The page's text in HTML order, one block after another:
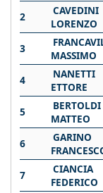
2
CAVEDINI
LORENZO
3
MASSIMO
4
NANETTI
ETTORE
5
BERTOLDI
MATTEO
6
GARINO
7
CIANCIA
FEDERICO